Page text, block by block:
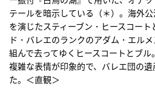
テールを暗示している（＊）。海外
を演じたスティーブン・ヒースコー
ド・バレエのランクのアダム・エル
組んで去ってゆくヒースコートとブ
複雑な表情が印象的で、バレエ団の
た。＜直観＞